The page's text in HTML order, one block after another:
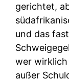
gerichtet,
und das
wer wirklich
außer